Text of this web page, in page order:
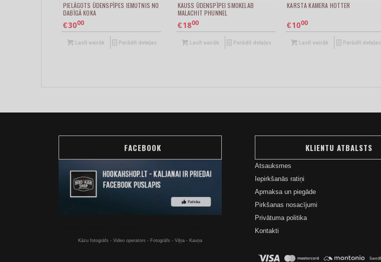
PIELĀGOTS ŪDENSPĪPES IEMUTNIS NO
DABĪGĀ KOKA
€3000
Lasīt vairāk Parādīt detaļas
KAUSS ŪDENSPĪPEI SMOKELAB
MALACHIT PHUNNEL
€ 1800
Lasīt vairāk Parādīt detaļas
KARSTA KAMERA HOTTER
€1000
Lasīt vairāk Parādīt detaļas
FACEBOOK
Kāzu fotogrāfs - Video operators - Fotogrāfs - Viļņa - Kauņa
KLIENTU ATBALSTS
Atsauksmes
Iepirkšanās ratiņi
Apmaksa un piegāde
Pirkšanas nosacījumi
Privātuma politika
Kontakti